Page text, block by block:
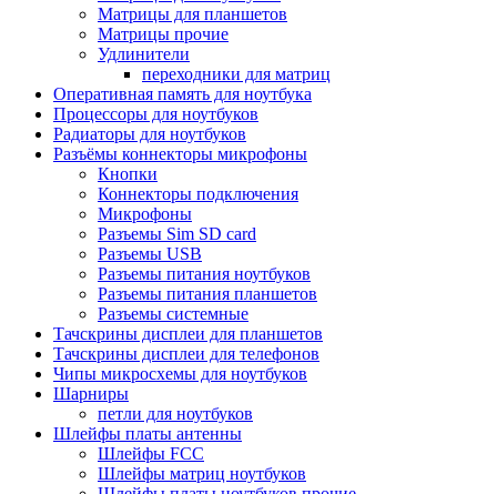
Матрицы для планшетов
Матрицы прочие
Удлинители
переходники для матриц
Оперативная память для ноутбука
Процессоры для ноутбуков
Радиаторы для ноутбуков
Разъёмы коннекторы микрофоны
Кнопки
Коннекторы подключения
Микрофоны
Разъемы Sim SD card
Разъемы USB
Разъемы питания ноутбуков
Разъемы питания планшетов
Разъемы системные
Тачскрины дисплеи для планшетов
Тачскрины дисплеи для телефонов
Чипы микросхемы для ноутбуков
Шарниры
петли для ноутбуков
Шлейфы платы антенны
Шлейфы FCC
Шлейфы матриц ноутбуков